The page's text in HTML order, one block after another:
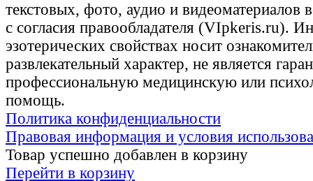
текстовых, фото, аудио и видеоматериалов
с согласия правообладателя (VIpkeris.ru).
эзотерических свойствах носит
развлекательный характер, не является
профессиональную медицинскую или
помощь.
Политика конфиденциальности
Правовая информация и условия
Товар успешно добавлен в корзину
Перейти в корзину